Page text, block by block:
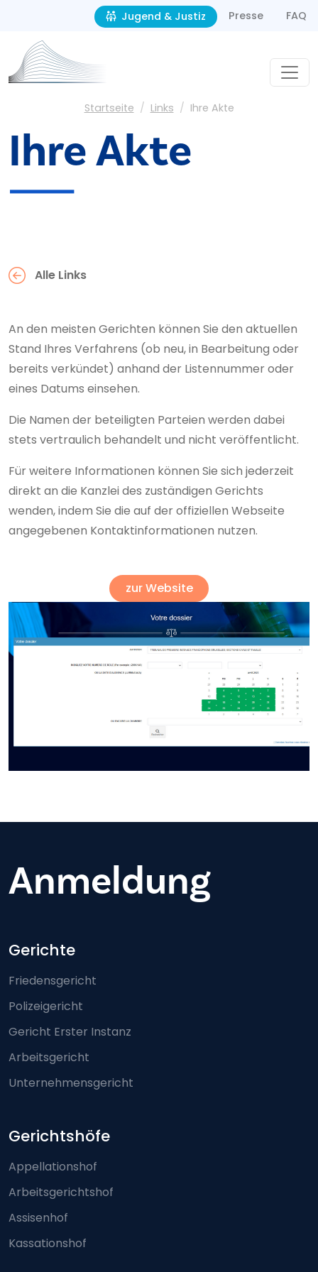
Second navigation
Jugend & Justiz Presse FAQ
Pfadnavigation
Startseite Links Ihre Akte
Ihre Akte
Alle Links
An den meisten Gerichten können Sie den aktuellen
Stand Ihres Verfahrens (ob neu, in Bearbeitung oder
bereits verkündet) anhand der Listennummer oder
eines Datums einsehen.
Die Namen der beteiligten Parteien werden dabei
stets vertraulich behandelt und nicht veröffentlicht.
Für weitere Informationen können Sie sich jederzeit
direkt an die Kanzlei des zuständigen Gerichts
wenden, indem Sie die auf der offiziellen Webseite
angegebenen Kontaktinformationen nutzen.
zur Website
Anmeldung
Footer-menu
Gerichte
Friedensgericht
Polizeigericht
Gericht Erster Instanz
Arbeitsgericht
Unternehmensgericht
Gerichtshöfe
Appellationshof
Arbeitsgerichtshof
Assisenhof
Kassationshof